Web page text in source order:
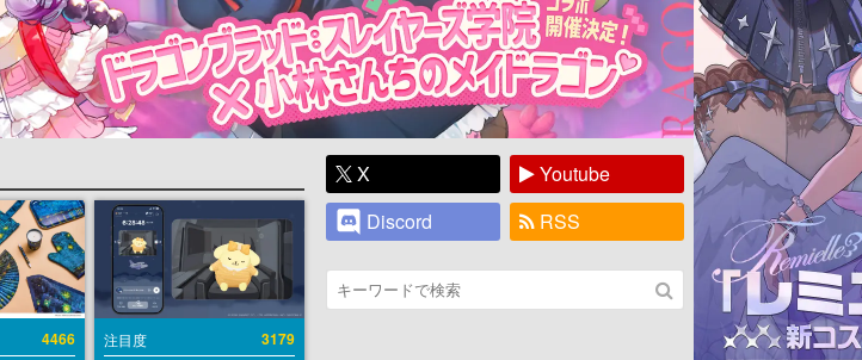
4466 注目度 3179
X
Youtube
Discord
RSS